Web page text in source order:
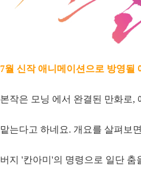
7월 신작 애니메이션으로 방영될
본작은 모닝 에서 완결된 만화로,
맡는다고 하네요. 개요를 살펴보
버지 '칸아미'의 명령으로 일단 춤